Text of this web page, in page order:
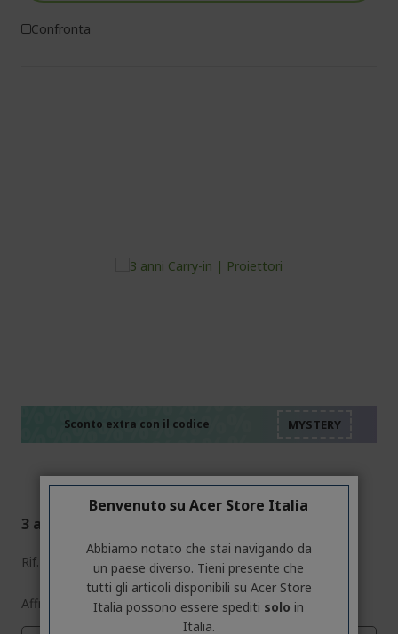
Confronta
Sconto extra con il codice
3 anni Carry-in | Proiettori
Rif. SV.WPRAM.001
Affrettati! Il codice MYSTERY scade tra:
Benvenuto su Acer Store Italia
Abbiamo notato che stai navigando da
un paese diverso. Tieni presente che
tutti gli articoli disponibili su Acer Store
Italia possono essere spediti solo in
Italia.